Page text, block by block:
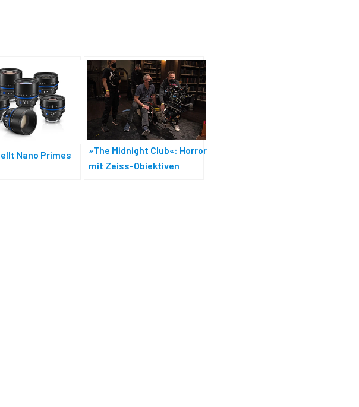
Nano Primes
»The Midnight Club«: Horror
mit Zeiss-Objektiven